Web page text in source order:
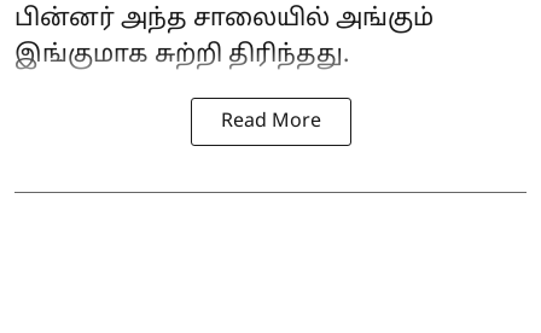
பின்னர் அந்த சாலையில் அங்கும்
இங்குமாக சுற்றி திரிந்தது.
Read More